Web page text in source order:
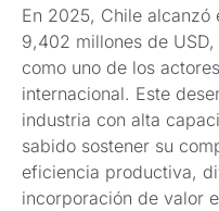
En 2025, Chile
9,402 millones de
como uno de los
internacional. Este
industria con alta
sabido sostener su
eficiencia productiva,
incorporación de valor